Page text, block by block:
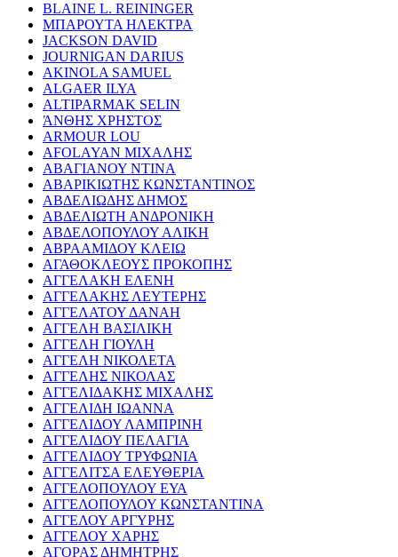
BLAINE L. REININGER
ΜΠΑΡΟΥΤΑ ΗΛΕΚΤΡΑ
JACKSON DAVID
JOURNIGAN DARIUS
AKINOLA SAMUEL
ALGAER ILYA
ALTIPARMAK SELIN
ΆΝΘΗΣ ΧΡΗΣΤΟΣ
ARMOUR LOU
AFOLAYAN ΜΙΧΑΛΗΣ
ΑΒΑΓΙΑΝΟΥ ΝΤΙΝΑ
ΑΒΑΡΙΚΙΩΤΗΣ ΚΩΝΣΤΑΝΤΙΝΟΣ
ΑΒΔΕΛΙΩΔΗΣ ΔΗΜΟΣ
ΑΒΔΕΛΙΩΤΗ ΑΝΔΡΟΝΙΚΗ
ΑΒΔΕΛΟΠΟΥΛΟΥ ΑΛΙΚΗ
ΑΒΡΑΑΜΙΔΟΥ ΚΛΕΙΩ
ΑΓΑΘΟΚΛΕΟΥΣ ΠΡΟΚΟΠΗΣ
ΑΓΓΕΛΑΚΗ ΕΛΕΝΗ
ΑΓΓΕΛΑΚΗΣ ΛΕΥΤΕΡΗΣ
ΑΓΓΕΛΑΤΟΥ ΔΑΝΑΗ
ΑΓΓΕΛΗ ΒΑΣΙΛΙΚΗ
ΑΓΓΕΛΗ ΓΙΟΥΛΗ
ΑΓΓΕΛΗ ΝΙΚΟΛΕΤΑ
ΑΓΓΕΛΗΣ ΝΙΚΟΛΑΣ
ΑΓΓΕΛΙΔΑΚΗΣ ΜΙΧΑΛΗΣ
ΑΓΓΕΛΙΔΗ ΙΩΑΝΝΑ
ΑΓΓΕΛΙΔΟΥ ΛΑΜΠΡΙΝΗ
ΑΓΓΕΛΙΔΟΥ ΠΕΛΑΓΙΑ
ΑΓΓΕΛΙΔΟΥ ΤΡΥΦΩΝΙΑ
ΑΓΓΕΛΙΤΣΑ ΕΛΕΥΘΕΡΙΑ
ΑΓΓΕΛΟΠΟΥΛΟΥ ΕΥΑ
ΑΓΓΕΛΟΠΟΥΛΟΥ ΚΩΝΣΤΑΝΤΙΝΑ
ΑΓΓΕΛΟΥ ΑΡΓΥΡΗΣ
ΑΓΓΕΛΟΥ ΧΑΡΗΣ
ΑΓΟΡΑΣ ΔΗΜΗΤΡΗΣ